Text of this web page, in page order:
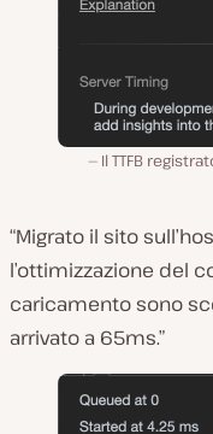
Il TTFB
“Migrato il sito
l’ottimizzazione del
caricamento sono
arrivato a 65ms.”